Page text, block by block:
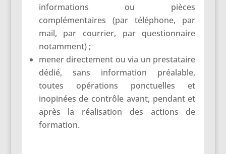
informations ou pièces
complémentaires (par téléphone, par
mail, par courrier, par questionnaire
notamment) ;
mener directement ou via un prestataire
dédié, sans information préalable,
toutes opérations ponctuelles et
inopinées de contrôle avant, pendant et
après la réalisation des actions de
formation.